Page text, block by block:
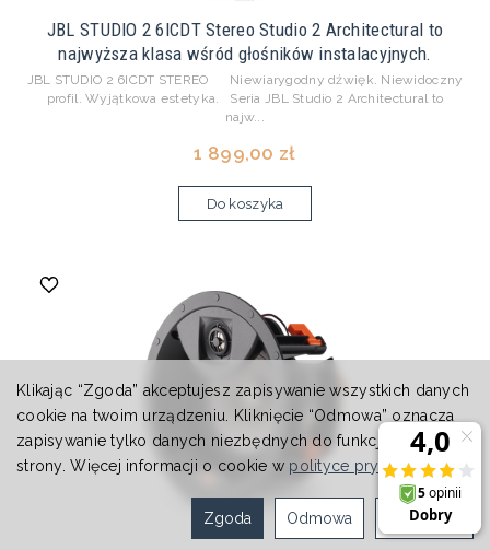
JBL STUDIO 2 6ICDT Stereo Studio 2 Architectural to
najwyższa klasa wśród głośników instalacyjnych.
JBL STUDIO 2 6ICDT STEREO Niewiarygodny dźwięk. Niewidoczny
profil. Wyjątkowa estetyka. Seria JBL Studio 2 Architectural to
najw...
1 899,00 zł
Do koszyka
Klikając “Zgoda” akceptujesz zapisywanie wszystkich danych
cookie na twoim urządzeniu. Kliknięcie “Odmowa” oznacza
zapisywanie tylko danych niezbędnych do funkcjonowania
strony. Więcej informacji o cookie w polityce prywatności.
Ustawienia
Odmowa
Zgoda